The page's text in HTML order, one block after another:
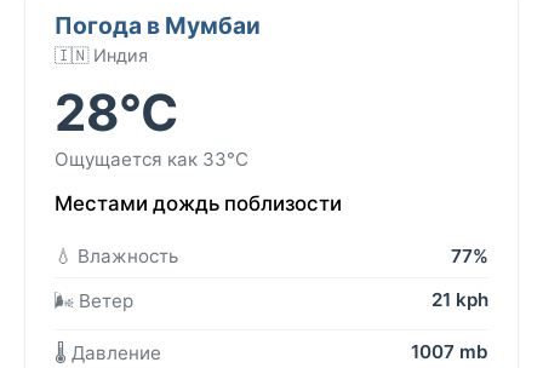
Погода в Мумбаи
🇮🇳 Индия
28°C
Ощущается как 33°C
Местами дождь поблизости
💧 Влажность
77%
🌬️ Ветер
21 kph
🌡️ Давление 1007 mb